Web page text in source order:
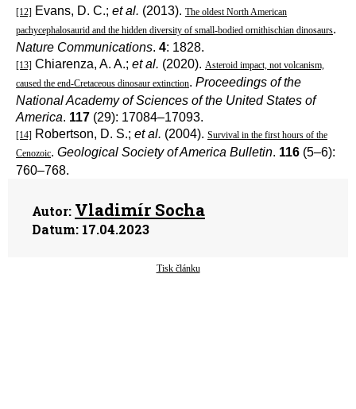
[12] Evans, D. C.; et al. (2013). The oldest North American
pachycephalosaurid and the hidden diversity of small-bodied ornithischian dinosaurs.
Nature Communications. 4: 1828.
[13] Chiarenza, A. A.; et al. (2020). Asteroid impact, not volcanism,
caused the end-Cretaceous dinosaur extinction. Proceedings of the
National Academy of Sciences of the United States of
America. 117 (29): 17084–17093.
[14] Robertson, D. S.; et al. (2004). Survival in the first hours of the
Cenozoic. Geological Society of America Bulletin. 116 (5–6):
760–768.
Autor: Vladimír Socha
Datum: 17.04.2023
Tisk článku